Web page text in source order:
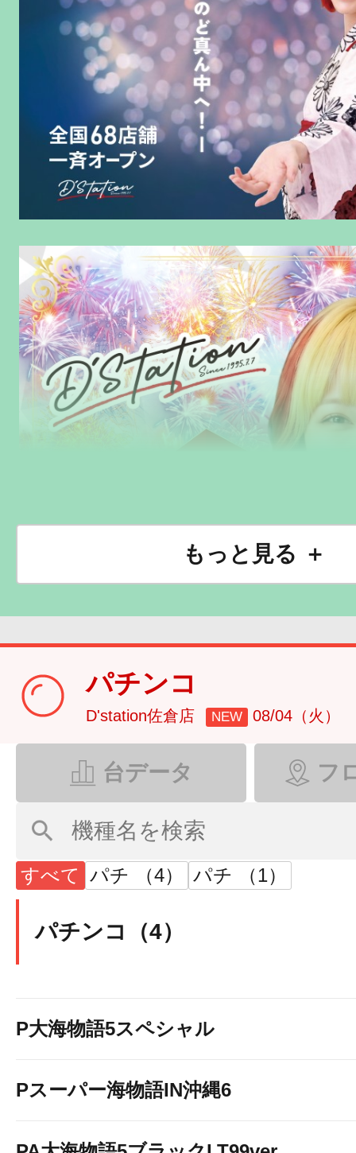
もっと見る ＋
パチンコ
D'station佐倉店 NEW 08/04（火）
台データ フ
すべて パチ （4） パチ （1）
パチンコ（4）
P大海物語5スペシャル
Pスーパー海物語IN沖縄6